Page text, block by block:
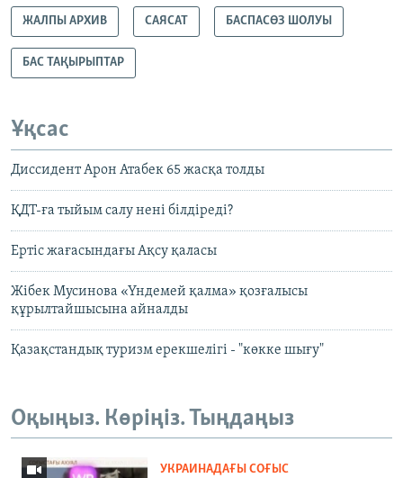
ЖАЛПЫ АРХИВ САЯСАТ БАСПАСӨЗ ШОЛУЫ
БАС ТАҚЫРЫПТАР
Ұқсас
Диссидент Арон Атабек 65 жасқа толды
ҚДТ-ға тыйым салу нені білдіреді?
Ертіс жағасындағы Ақсу қаласы
Жібек Мусинова «Үндемей қалма» қозғалысы
құрылтайшысына айналды
Қазақстандық туризм ерекшелігі - "көкке шығу"
Оқыңыз. Көріңіз. Тыңдаңыз
УКРАИНАДАҒЫ СОҒЫС